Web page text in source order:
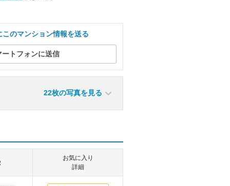
のマンション情報を送る
トフォンに送信
22枚の写真を見る
お気に入り
詳細